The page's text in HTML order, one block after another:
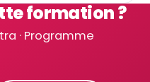
formation ?
· Programme